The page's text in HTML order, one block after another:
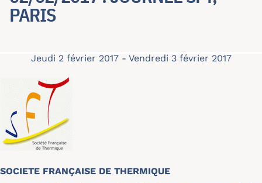
PARIS
Jeudi 2 février 2017- Vendredi 3 février 2017
SOCIETE FRANÇAISE DE THERMIQUE